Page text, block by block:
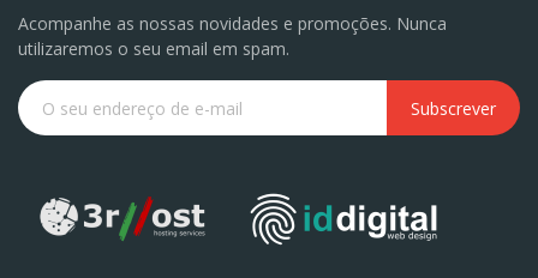
Acompanhe as nossas novidades e promoções. Nunca
utilizaremos o seu email em spam.
Subscrever